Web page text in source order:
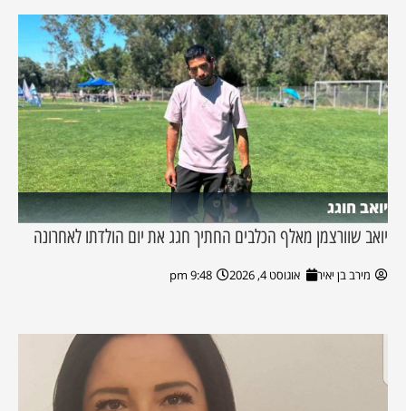
יואב חוגג
יואב שוורצמן מאלף הכלבים החתיך חגג את יום הולדתו לאחרונה
מירב בן יאיר אוגוסט 4, 2026 9:48 pm